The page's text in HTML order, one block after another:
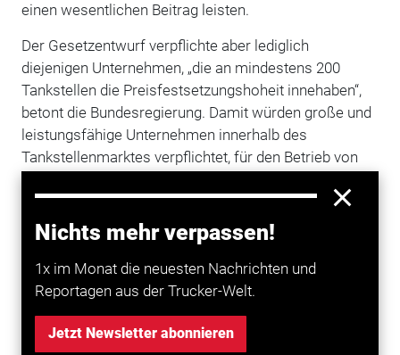
Nichts mehr verpassen!
1x im Monat die neuesten Nachrichten und
Reportagen aus der Trucker-Welt.
Jetzt Newsletter abonnieren
einen wesentlichen Beitrag leisten.
Der Gesetzentwurf verpflichte aber lediglich
diejenigen Unternehmen, „die an mindestens 200
Tankstellen die Preisfestsetzungshoheit innehaben“,
betont die Bundesregierung. Damit würden große und
leistungsfähige Unternehmen innerhalb des
Tankstellenmarktes verpflichtet, für den Betrieb von
enthielten die gesetzlichen Vorschriften
„umfangreiche Flexibilisierungsmechanismen und